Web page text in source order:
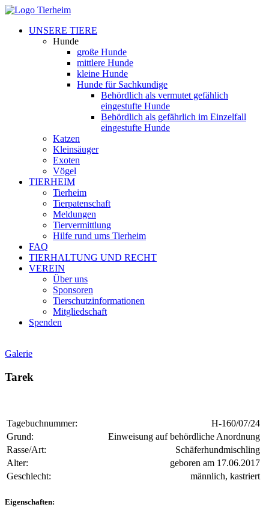
UNSERE TIERE
Hunde
große Hunde
mittlere Hunde
kleine Hunde
Hunde für Sachkundige
Behördlich als vermutet gefählich
eingestufte Hunde
Behördlich als gefährlich im Einzelfall
eingestufte Hunde
Katzen
Kleinsäuger
Exoten
Vögel
TIERHEIM
Tierheim
Tierpatenschaft
Meldungen
Tiervermittlung
Hilfe rund ums Tierheim
FAQ
TIERHALTUNG UND RECHT
VEREIN
Über uns
Sponsoren
Tierschutzinformationen
Mitgliedschaft
Spenden
Galerie
Tarek
Tagebuchnummer:
H-160/07/24
Grund:
Einweisung auf behördliche Anordnung
Rasse/Art:
Schäferhundmischling
Alter:
geboren am 17.06.2017
Geschlecht:
männlich, kastriert
Eigenschaften: